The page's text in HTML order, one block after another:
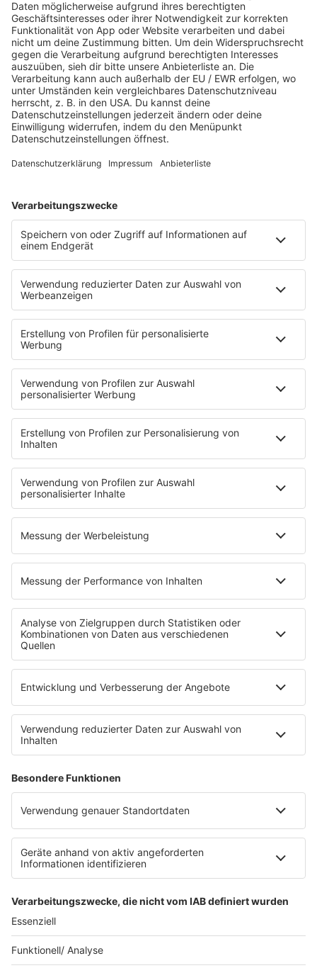
Jetzt abspielen
Es läuft:
JULIAN LE PLAY mit TAUSEND BUNTE
TRÄUME
STARTSEITE
PRESSE & KONTAKT
Pressekontakt
Pressemeldungen
Über Music Made in Germany
Über Miriam Audrey Hannah
WERBUNG
Leistungen und Produkte
Mediadaten und Preisliste
Datenschutz
Datenschutzeinstellungen
Datenverarbeitung bei Gewinnspielen
Teilnahmebedingungen
Bildnachweise
KI-Leitlinie
Die Initiative für die deutsche
Musikszene